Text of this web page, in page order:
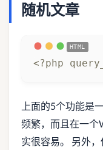
随机文章
<?php
上面的5个功能是
频繁，而且在一个
实很容易。 另外